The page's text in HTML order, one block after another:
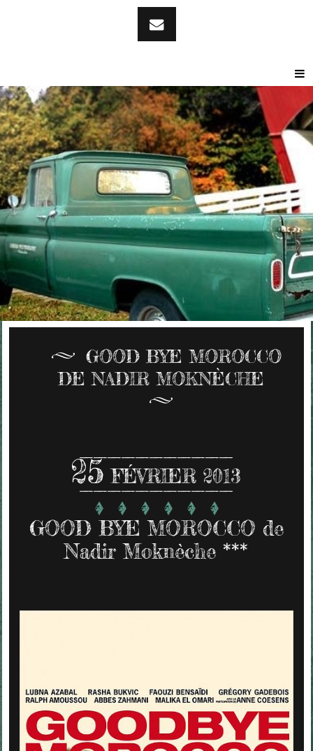
GOOD BYE MOROCCO
DE NADIR MOKNÈCHE
25 FÉVRIER 2013
GOOD BYE MOROCCO de
Nadir Moknèche ***